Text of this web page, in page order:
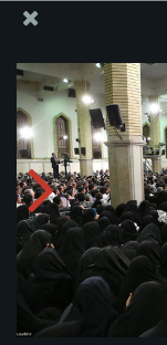
Ali Məqamlı